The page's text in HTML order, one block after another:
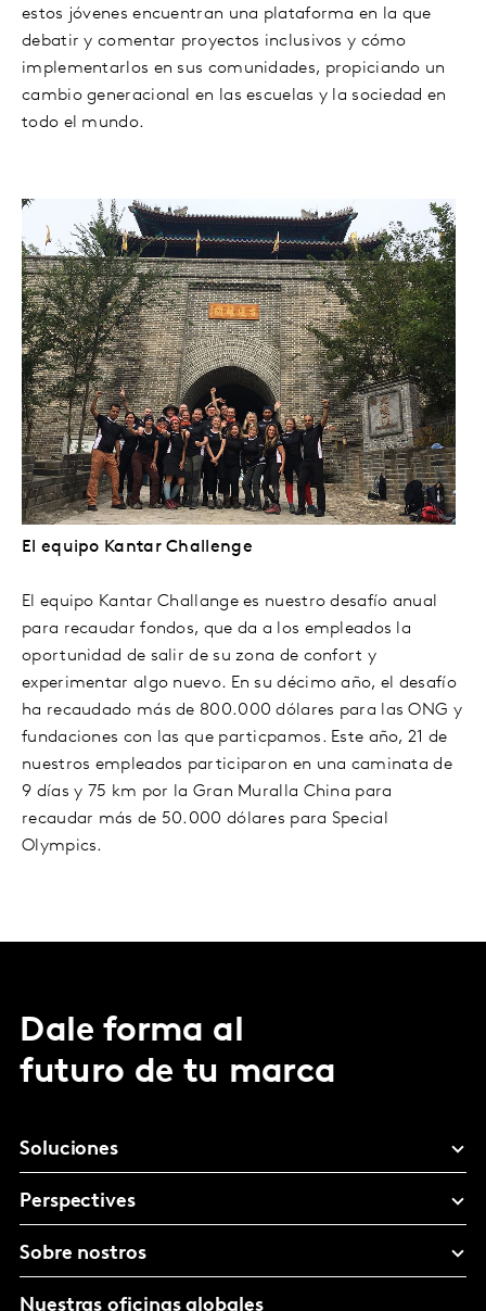
estos jóvenes encuentran una plataforma en la que
debatir y comentar proyectos inclusivos y cómo
implementarlos en sus comunidades, propiciando un
cambio generacional en las escuelas y la sociedad en
todo el mundo.
El equipo Kantar Challenge
El equipo Kantar Challange es nuestro desafío anual
para recaudar fondos, que da a los empleados la
oportunidad de salir de su zona de confort y
experimentar algo nuevo. En su décimo año, el desafío
ha recaudado más de 800.000 dólares para las ONG y
fundaciones con las que particpamos. Este año, 21 de
nuestros empleados participaron en una caminata de
9 días y 75 km por la Gran Muralla China para
recaudar más de 50.000 dólares para Special
Olympics.
Dale forma al
futuro de tu marca
Soluciones
Perspectives
Sobre nostros
Nuestras oficinas globales